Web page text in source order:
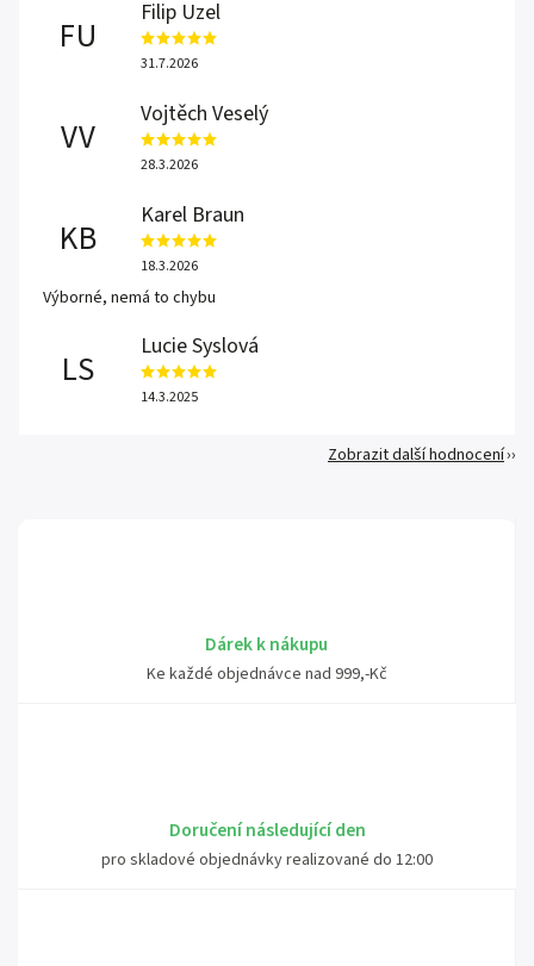
Dárek k nákupu
Ke každé objednávce nad 999,-Kč
Doručení následující den
pro skladové objednávky realizované do 12:00
FU
Filip Uzel
31.7.2026
VV
Vojtěch Veselý
28.3.2026
KB
Karel Braun
18.3.2026
Výborné, nemá to chybu
LS
Lucie Syslová
14.3.2025
Zobrazit další hodnocení